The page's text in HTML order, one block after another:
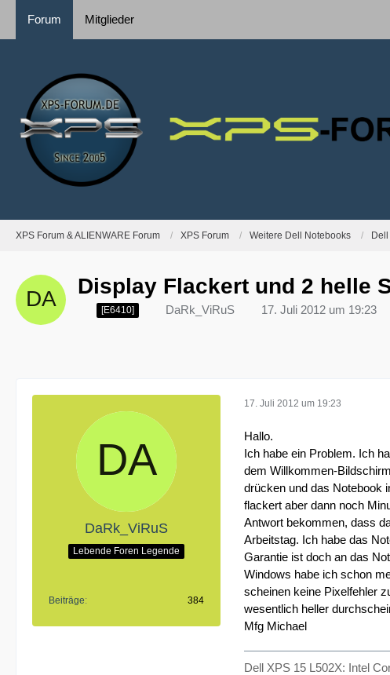
Forum Mitglieder
XPS Forum & ALIENWARE Forum XPS Forum Weitere Dell Notebooks
Display Flackert und 2 helle
[E6410] DaRk_ViRuS 17. Juli 2012 um 19:23
DaRk_ViRuS
Lebende Foren Legende
Beiträge 384
17. Juli 2012 um 19:23
Hallo.
Ich habe ein Problem. Ich
dem Willkommen-
drücken und das Notebook
flackert aber dann noch
Antwort bekommen, dass
Arbeitstag. Ich habe das
Garantie ist doch an das
Windows habe ich schon
scheinen keine Pixelfehler
wesentlich heller
Mfg Michael
Dell XPS 15 L502X: Intel